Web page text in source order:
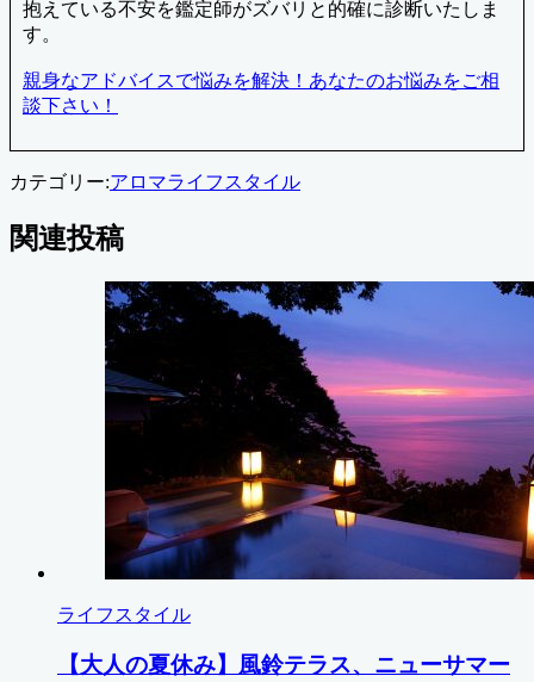
抱えている不安を鑑定師がズバリと的確に診断いたしま
す。
親身なアドバイスで悩みを解決！あなたのお悩みをご相
談下さい！
カテゴリー:アロマライフスタイル
関連投稿
ライフスタイル
【大人の夏休み】風鈴テラス、ニューサマー